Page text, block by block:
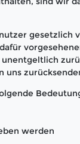
gesetzlich
uns
werden